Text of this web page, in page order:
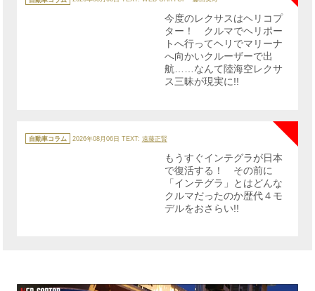
ゴ
今度のレクサスはヘリコプ
ター！ クルマでヘリポー
トへ行ってヘリでマリーナ
へ向かいクルーザーで出
航……なんて陸海空レクサ
ス三昧が現実に!!
テ
ゴ
自動車コラム 2026年08月06日 TEXT: 遠藤正賢
もうすぐインテグラが日本
で復活する！ その前に
「インテグラ」とはどんな
クルマだったのか歴代４モ
デルをおさらい!!